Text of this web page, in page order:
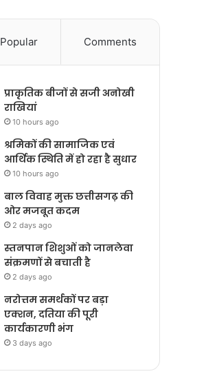
Popular Comments
प्राकृतिक बीजों से सजी अनोखी
राखियां
10 hours ago
श्रमिकों की सामाजिक एवं
आर्थिक स्थिति में हो रहा है सुधार
10 hours ago
बाल विवाह मुक्त छत्तीसगढ़ की
ओर मजबूत कदम
2 days ago
स्तनपान शिशुओं को जानलेवा
संक्रमणों से बचाती है
2 days ago
नरोत्तम समर्थकों पर बड़ा
एक्शन, दतिया की पूरी
कार्यकारणी भंग
3 days ago